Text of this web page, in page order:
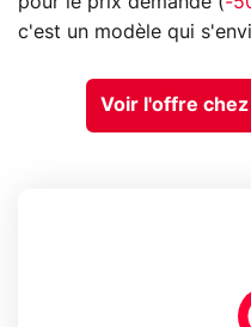
c'est un modèle qui
Voir l'offre